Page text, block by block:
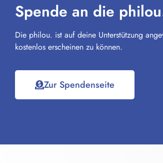
Spende an die
Die philou. ist auf deine Unterstützung
kostenlos erscheinen zu können.
Zur Spendenseite